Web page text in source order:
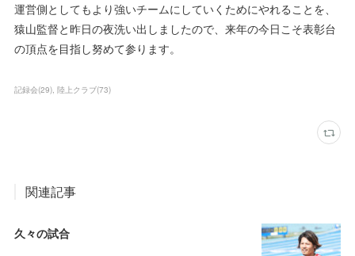
運営側としてもより強いチームにしていくためにやれることを、
猿山監督と昨日の夜洗い出しましたので、来年の今日こそ表彰台
の頂点を目指し努めて参ります。
記録会(29) 陸上クラブ(73)
関連記事
久々の試合